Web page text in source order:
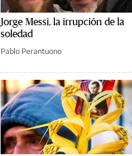
Jorge Messi, la irrupción de la
soledad
Pablo Perantuono